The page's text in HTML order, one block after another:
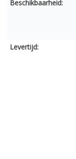
Beschikbaarheid:
Levertijd: